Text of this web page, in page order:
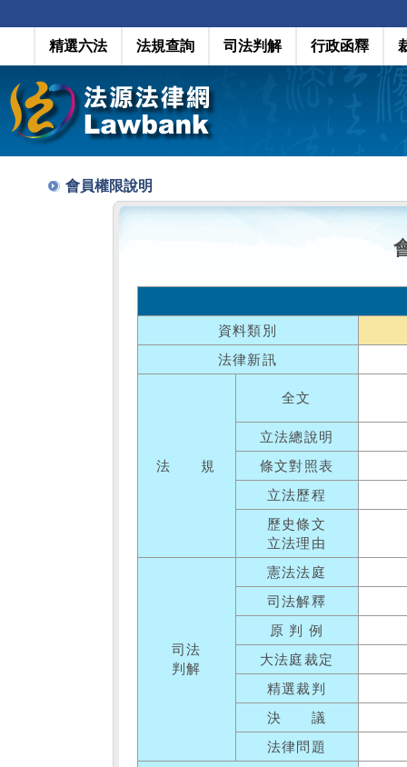
精選六法 法規查詢 司法判解 行政函釋
會員權限說明
資料類別
法律新訊
法 規
全文
立法總說明
條文對照表
立法歷程
歷史條文
立法理由
司法
判解
憲法法庭
司法解釋
原 判 例
大法庭裁定
精選裁判
決 議
法律問題